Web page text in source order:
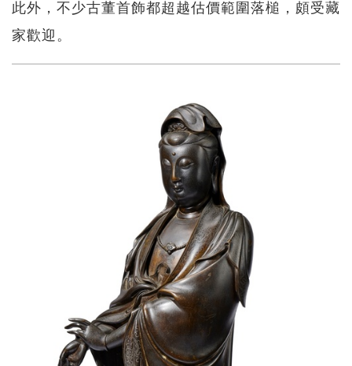
此外，不少古董首飾都超越估價範圍落槌，頗受藏
家歡迎。